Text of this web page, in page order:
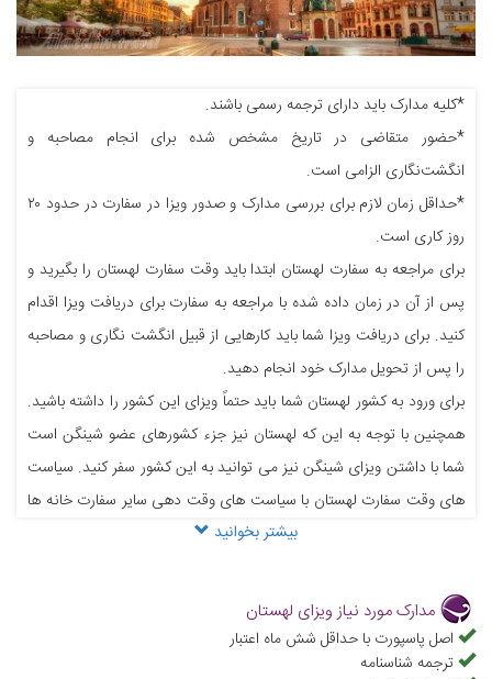
*کلیه مدارک باید دارای ترجمه رسمی باشند.
*حضور متقاضی در تاریخ مشخص شده برای انجام مصاحبه و
انگشت‌نگاری الزامی است.
*حداقل زمان لازم برای بررسی مدارک و صدور ویزا در سفارت در حدود ۲۰
روز کاری است.
برای مراجعه به سفارت لهستان ابتدا باید وقت سفارت لهستان را بگیرید و
پس از آن در زمان داده شده با مراجعه به سفارت برای دریافت ویزا اقدام
کنید. برای دریافت ویزا شما باید کارهایی از قبیل انگشت نگاری و مصاحبه
را پس از تحویل مدارک خود انجام دهید.
برای ورود به کشور لهستان شما باید حتماً ویزای این کشور را داشته باشید.
همچنین با توجه به این که لهستان نیز جزء کشورهای عضو شینگن است
شما با داشتن ویزای شینگن نیز می توانید به این کشور سفر کنید. سیاست
های وقت سفارت لهستان با سیاست های وقت دهی سایر سفارت خانه ها
متفاوت است. شما باید وقت سفارت توریستی لهستان را بگیرید. اگر برای
تجاری را دریافت کنید و در نهایت اگر برای تحصیل به این کشور سفر می
کنید باید وقت سفارت تحصیلی لهستان را بگیرید.
بیشتر بخوانید
مدارک مورد نیاز ویزای لهستان
اصل پاسپورت با حداقل شش ماه اعتبار
ترجمه شناسنامه